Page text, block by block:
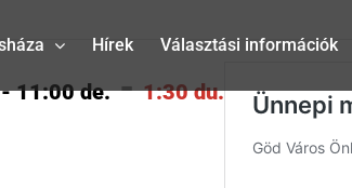
Hírek Választási információk
11:00 de.-1:30 du.